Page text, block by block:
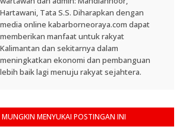
Hartawani, Tata S.S. Diharapkan dengan
media online kabarborneoraya.com dapat
memberikan manfaat untuk rakyat
Kalimantan dan sekitarnya dalam
meningkatkan ekonomi dan pembanguan
lebih baik lagi menuju rakyat sejahtera.
MENYUKAI POSTINGAN INI